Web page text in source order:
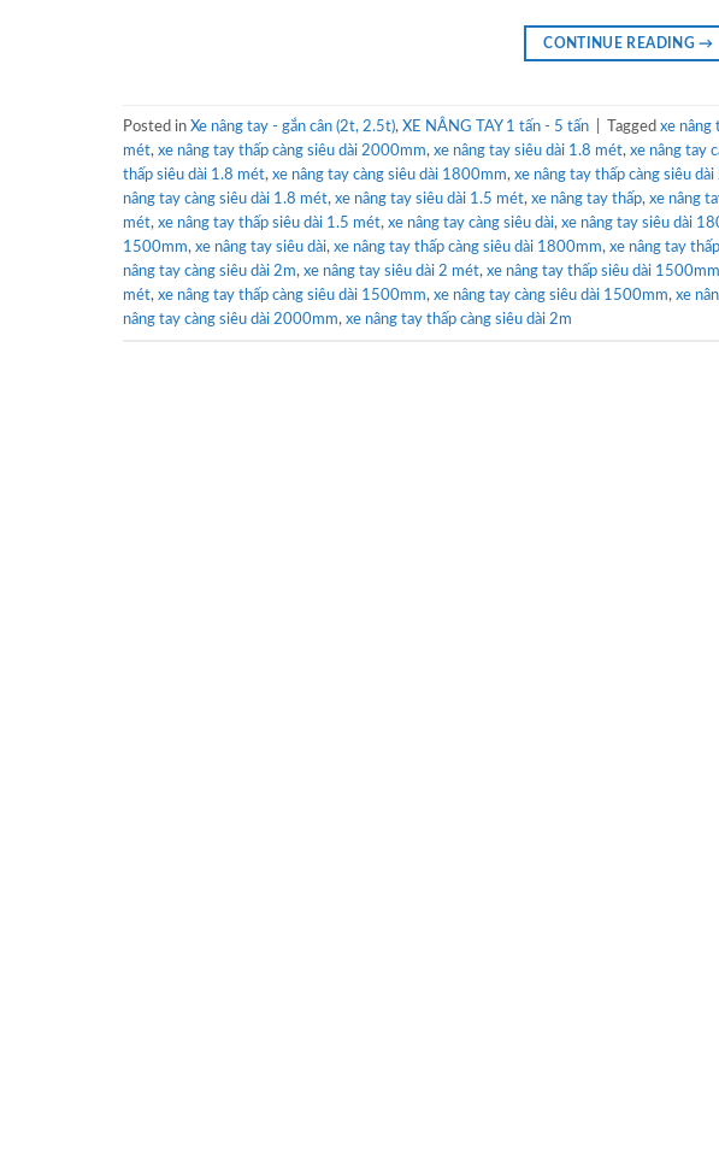
CONTINUE READING→
Posted in Xe nâng tay - gắn cân (2t, 2.5t), XE NÂNG TAY 1 tấn - 5 tấn Tagged xe nâng
mét, xe nâng tay thấp càng siêu dài 2000mm, xe nâng tay siêu dài 1.8 mét, xe nâng tay
thấp siêu dài 1.8 mét, xe nâng tay càng siêu dài 1800mm, xe nâng tay thấp càng siêu
nâng tay càng siêu dài 1.8 mét, xe nâng tay siêu dài 1.5 mét, xe nâng tay thấp, xe nâng
mét, xe nâng tay thấp siêu dài 1.5 mét, xe nâng tay càng siêu dài, xe nâng tay siêu dài
1500mm, xe nâng tay siêu dài, xe nâng tay thấp càng siêu dài 1800mm, xe nâng tay
nâng tay càng siêu dài 2m, xe nâng tay siêu dài 2 mét, xe nâng tay thấp siêu dài 1500mm
mét, xe nâng tay thấp càng siêu dài 1500mm, xe nâng tay càng siêu dài 1500mm, xe
nâng tay càng siêu dài 2000mm, xe nâng tay thấp càng siêu dài 2m